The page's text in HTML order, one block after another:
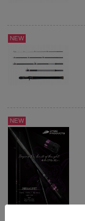
NEW
NEW